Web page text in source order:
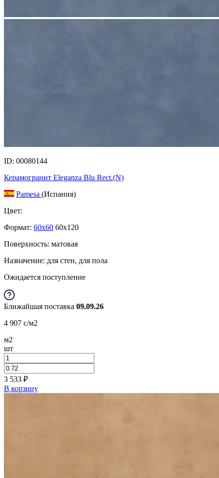
ID: 00080144
Керамогранит Eleganza Blu Rect.(N)
Pamesa (Испания)
Цвет:
Формат: 60x60 60x120
Поверхность: матовая
Назначение: для стен, для пола
Ожидается поступление
Ближайшая поставка 09.09.26
4 907 c/м2
м2
шт
3 533 ₽
В корзину